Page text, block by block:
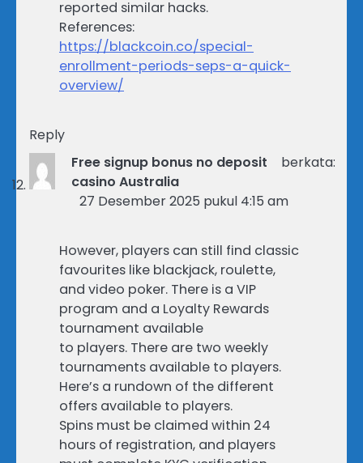
reported similar hacks.
References:
https://blackcoin.co/special-
enrollment-periods-seps-a-quick-
overview/
Reply
Free signup bonus no deposit
casino Australia
berkata:
27 Desember 2025 pukul 4:15 am
However, players can still find classic
favourites like blackjack, roulette,
and video poker. There is a VIP
program and a Loyalty Rewards
tournament available
to players. There are two weekly
tournaments available to players.
Here’s a rundown of the different
offers available to players.
Spins must be claimed within 24
hours of registration, and players